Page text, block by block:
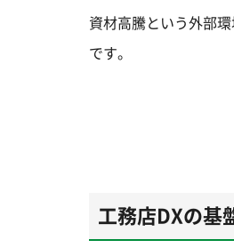
資材高騰という外部
です。
工務店DXの基